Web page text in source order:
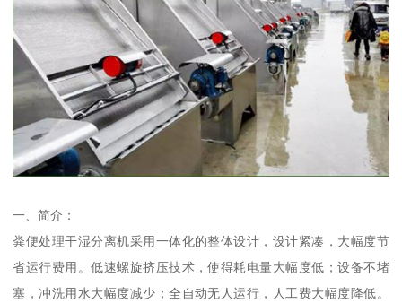
一、简介：
粪便处理干湿分离机采用一体化的整体设计，设计紧凑，大幅度节
省运行费用。低速螺旋挤压技术，使得耗电量大幅度低；设备不堵
塞，冲洗用水大幅度减少；全自动无人运行，人工费大幅度降低。